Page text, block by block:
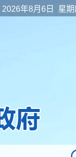
2026年8月6日 星期